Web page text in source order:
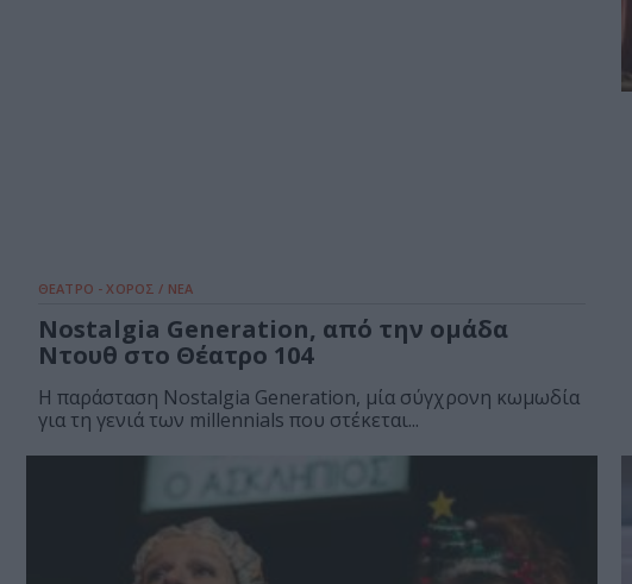
ΘΕΑΤΡΟ - ΧΟΡΟΣ / ΝΕΑ
Nostalgia Generation, από την ομάδα
Ντουθ στο Θέατρο 104
Η παράσταση Nostalgia Generation, μία σύγχρονη κωμωδία
για τη γενιά των millennials που στέκεται...